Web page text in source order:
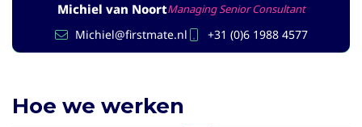
Michiel van NoortManaging Senior Consultant
Michiel@firstmate.nl +31 (0)6 1988 4577
Hoe we werken